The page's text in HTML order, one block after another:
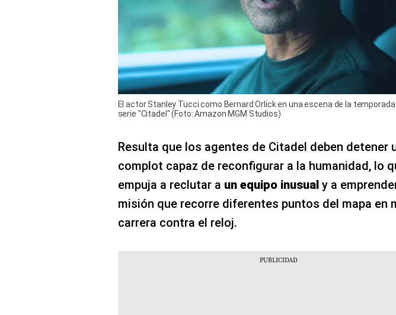
El actor Stanley Tucci como Bernard Orlick en una escena de la temporada
serie "Citadel" (Foto: Amazon MGM Studios)
Resulta que los agentes de Citadel deben detener
complot capaz de reconfigurar a la humanidad, lo
empuja a reclutar a un equipo inusualy a
misión que recorre diferentes puntos del mapa en
carrera contra el reloj.